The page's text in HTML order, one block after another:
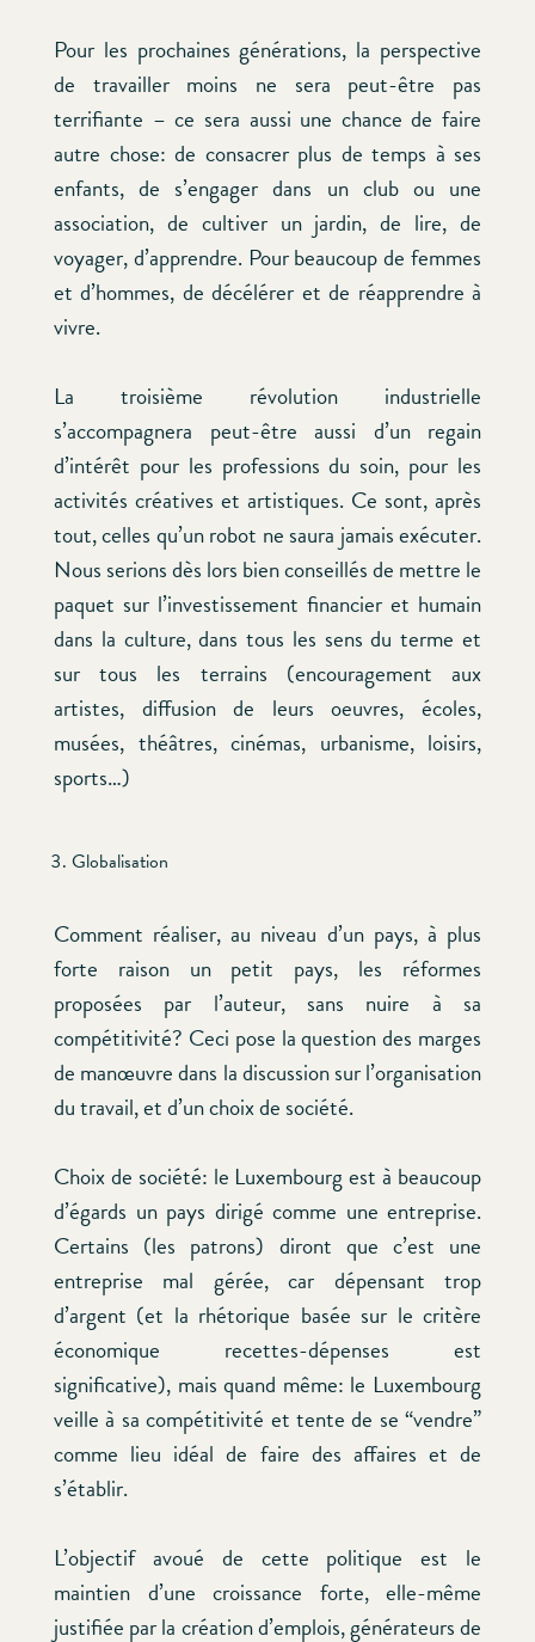
Pour les prochaines générations, la perspective
de travailler moins ne sera peut-être pas
terrifiante – ce sera aussi une chance de faire
autre chose: de consacrer plus de temps à ses
enfants, de s’engager dans un club ou une
association, de cultiver un jardin, de lire, de
voyager, d’apprendre. Pour beaucoup de femmes
et d’hommes, de décélérer et de réapprendre à
vivre.
La troisième révolution industrielle
s’accompagnera peut-être aussi d’un regain
d’intérêt pour les professions du soin, pour les
activités créatives et artistiques. Ce sont, après
tout, celles qu’un robot ne saura jamais exécuter.
Nous serions dès lors bien conseillés de mettre le
paquet sur l’investissement financier et humain
dans la culture, dans tous les sens du terme et
sur tous les terrains (encouragement aux
artistes, diffusion de leurs oeuvres, écoles,
musées, théâtres, cinémas, urbanisme, loisirs,
sports…)
Globalisation
Comment réaliser, au niveau d’un pays, à plus
forte raison un petit pays, les réformes
proposées par l’auteur, sans nuire à sa
compétitivité? Ceci pose la question des marges
de manœuvre dans la discussion sur l’organisation
du travail, et d’un choix de société.
Choix de société: le Luxembourg est à beaucoup
d’égards un pays dirigé comme une entreprise.
Certains (les patrons) diront que c’est une
entreprise mal gérée, car dépensant trop
d’argent (et la rhétorique basée sur le critère
économique recettes-dépenses est
significative), mais quand même: le Luxembourg
veille à sa compétitivité et tente de se “vendre”
comme lieu idéal de faire des affaires et de
s’établir.
L’objectif avoué de cette politique est le
maintien d’une croissance forte, elle-même
justifiée par la création d’emplois, générateurs de